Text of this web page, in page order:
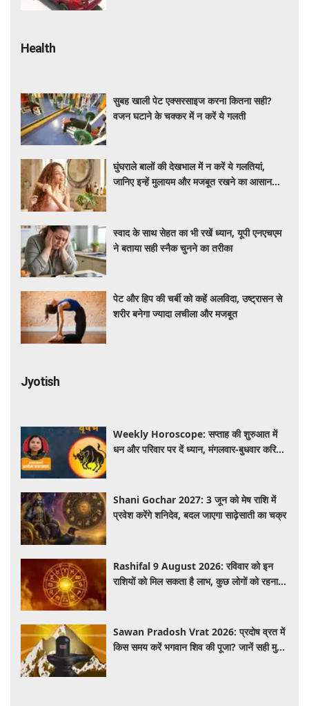
Health
सुबह खाली पेट एक्सरसाइज करना कितना सही?
वजन घटाने के चक्कर में न करें ये गलती
घुंघराले बालों की देखभाल में न करें ये गलतियां,
जानिए इन्हें मुलायम और मजबूत रखने का आसान
स्वाद के साथ सेहत का भी रखें ध्यान, यूपी एनएचएम
ने बताया सही स्नैक चुनने का तरीका
पेट और हिप की चर्बी को कहें अलविदा, उष्ट्रासन से
शरीर बनेगा ज्यादा लचीला और मजबूत
Jyotish
Weekly Horoscope: सप्ताह की शुरुआत में
धन और परिवार पर दें ध्यान, मंगलवार-बुधवार करियर
Shani Gochar 2027: 3 जून को मेष राशि में
प्रवेश करेंगे शनिदेव, बदल जाएगा साढ़ेसाती का चक्र
Rashifal 9 August 2026: रविवार को इन
राशियों को मिल सकता है लाभ, कुछ लोगों को रहना
Sawan Pradosh Vrat 2026: प्रदोष व्रत में
किस समय करें भगवान शिव की पूजा? जानें सही मुहूर्त